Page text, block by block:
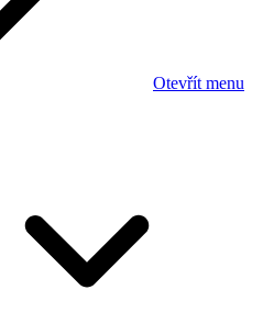
Otevřít menu